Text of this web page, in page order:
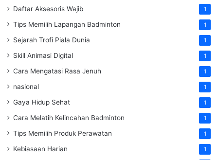
Daftar Aksesoris Wajib 1
Tips Memilih Lapangan Badminton 1
Sejarah Trofi Piala Dunia 1
Skill Animasi Digital 1
Cara Mengatasi Rasa Jenuh 1
nasional 1
Gaya Hidup Sehat 1
Cara Melatih Kelincahan Badminton 1
Tips Memilih Produk Perawatan 1
Kebiasaan Harian 1